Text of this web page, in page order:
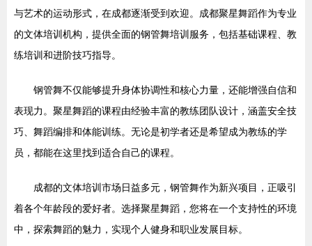
与艺术的运动形式，在成都逐渐受到欢迎。成都聚星舞蹈作为专业
的文体培训机构，提供全面的钢管舞培训服务，包括基础课程、教
练培训和进阶技巧指导。
钢管舞不仅能够提升身体协调性和核心力量，还能增强自信和
表现力。聚星舞蹈的课程由经验丰富的教练团队设计，涵盖安全技
巧、舞蹈编排和体能训练。无论是初学者还是希望成为教练的学
员，都能在这里找到适合自己的课程。
成都的文体培训市场日益多元，钢管舞作为新兴项目，正吸引
着各个年龄段的爱好者。选择聚星舞蹈，您将在一个支持性的环境
中，探索舞蹈的魅力，实现个人健身和职业发展目标。